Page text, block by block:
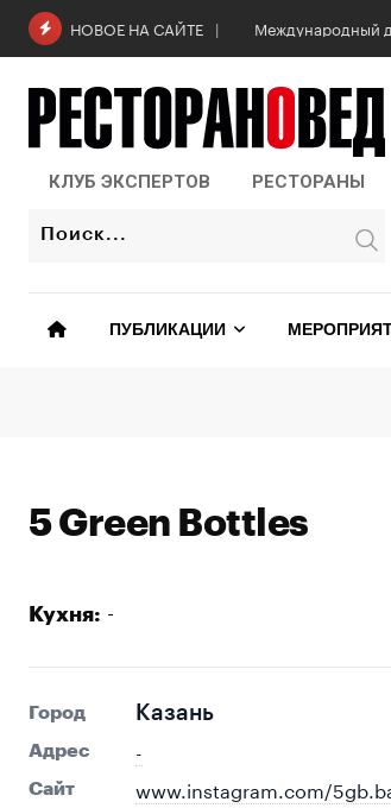
Skip
НОВОЕ НА САЙТЕ Международный
КЛУБ ЭКСПЕРТОВ РЕСТОРАНЫ
ПУБЛИКАЦИИ
5 Green Bottles
Кухня: -
Город Казань
Адрес -
Сайт www.instagram.com/